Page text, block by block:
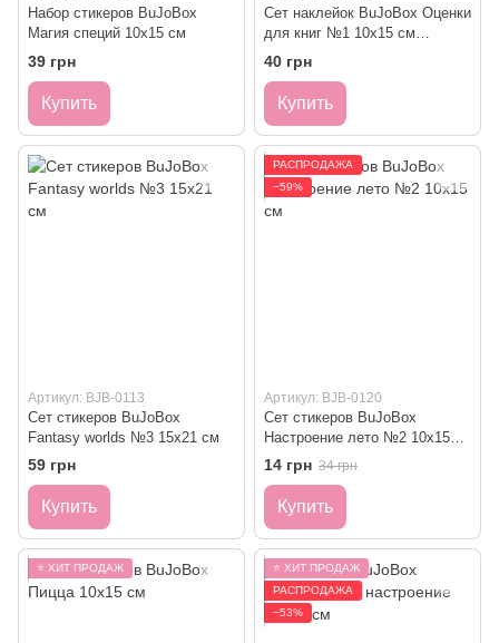
Набор стикеров BuJoBox
Магия специй 10х15 см
39 грн
Купить
Сет наклейок BuJoBox Оценки
для книг №1 10х15 см
(Звездочки)
40 грн
Купить
Артикул: BJB-0113
Сет стикеров BuJoBox
Fantasy worlds №3 15х21 см
59 грн
Купить
РАСПРОДАЖА
−59%
Артикул: BJB-0120
Сет стикеров BuJoBox
Настроение лето №2 10х15
см
14 грн 34 грн
Купить
⭐ ХИТ ПРОДАЖ
⭐ ХИТ ПРОДАЖ
РАСПРОДАЖА
−53%